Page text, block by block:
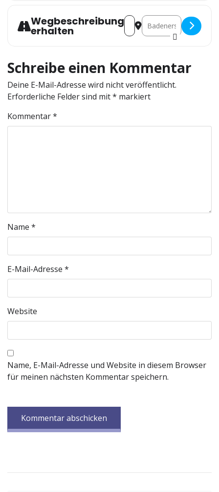
Wegbeschreibung
erhalten
Address - DEPT® Trends
Destination Address -
Schreibe einen Kommentar
Deine E-Mail-Adresse wird nicht veröffentlicht.
Erforderliche Felder sind mit* markiert
Kommentar*
Name *
E-Mail-Adresse *
Website
Name, E-Mail-Adresse und Website in diesem Browser
für meinen nächsten Kommentar speichern.